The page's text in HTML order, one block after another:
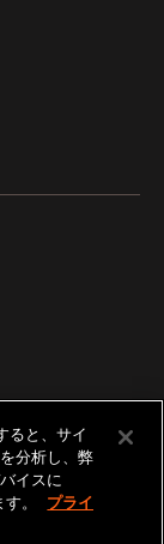
ると、サイ
分析し、弊
イスに
。
プライ